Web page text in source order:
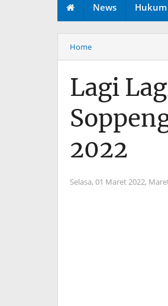
News Hukum
Home
Lagi
2022
Selasa, 01 Maret 2022,